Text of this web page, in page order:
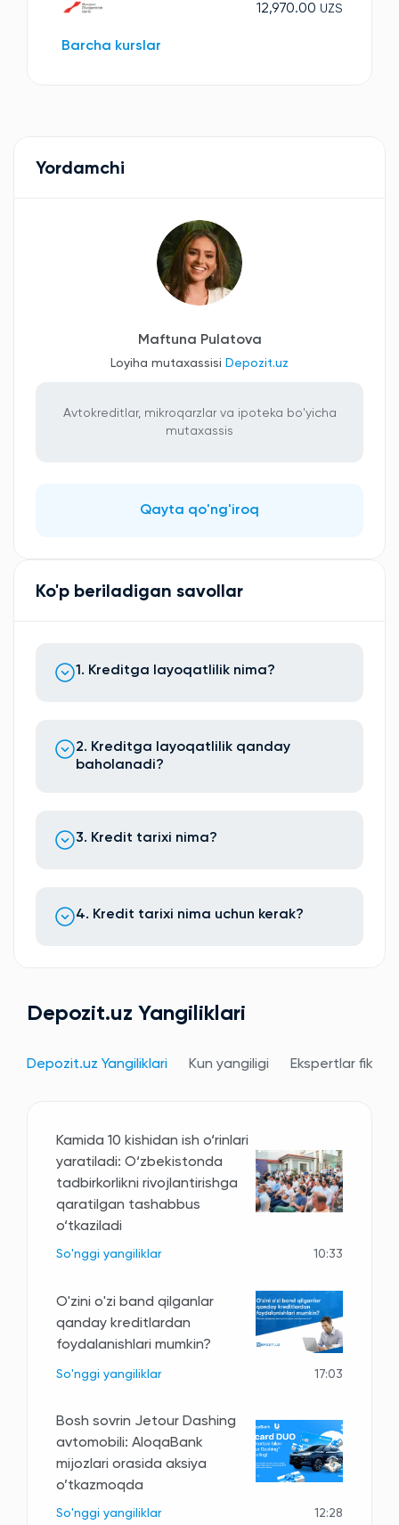
12,970.00 UZS
Barcha kurslar
Yordamchi
Maftuna Pulatova
Loyiha mutaxassisi Depozit.uz
Avtokreditlar, mikroqarzlar va ipoteka bo'yicha
mutaxassis
Qayta qo'ng'iroq
Ko'p beriladigan savollar
1. Kreditga layoqatlilik nima?
2. Kreditga layoqatlilik qanday
baholanadi?
3. Kredit tarixi nima?
4. Kredit tarixi nima uchun kerak?
Depozit.uz Yangiliklari
Depozit.uz Yangiliklari Kun yangiligi Ekspertlar fikri
Kamida 10 kishidan ish o‘rinlari
yaratiladi: O‘zbekistonda
tadbirkorlikni rivojlantirishga
qaratilgan tashabbus
o‘tkaziladi
So'nggi yangiliklar 10:33
O'zini o'zi band qilganlar
qanday kreditlardan
foydalanishlari mumkin?
So'nggi yangiliklar 17:03
Bosh sovrin Jetour Dashing
avtomobili: AloqaBank
mijozlari orasida aksiya
o’tkazmoqda
So'nggi yangiliklar 12:28